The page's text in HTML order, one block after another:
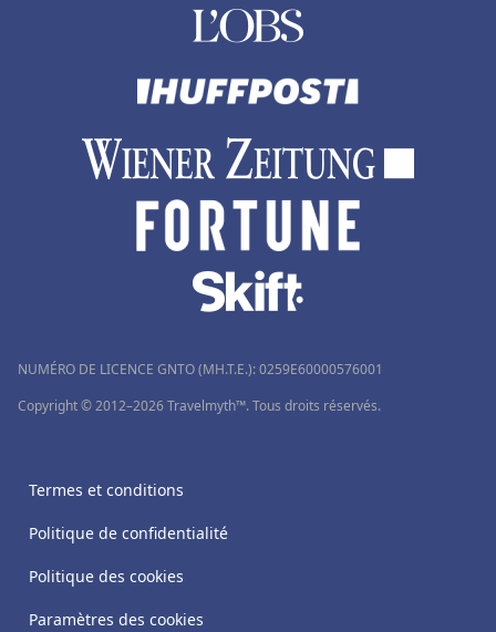
NUMÉRO DE LICENCE GNTO (MH.T.E.): 0259Ε60000576001
Copyright © 2012–2026 Travelmyth™. Tous droits réservés.
Termes et conditions
Politique de confidentialité
Politique des cookies
Paramètres des cookies